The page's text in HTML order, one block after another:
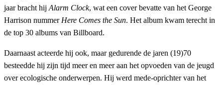
jaar bracht hij Alarm Clock, wat een cover bevatte van het George
Harrison nummer Here Comes the Sun. Het album kwam terecht in
de top 30 albums van Billboard.
Daarnaast acteerde hij ook, maar gedurende de jaren (19)70
besteedde hij zijn tijd meer en meer aan het opvoeden van de jeugd
over ecologische onderwerpen. Hij werd mede-oprichter van het